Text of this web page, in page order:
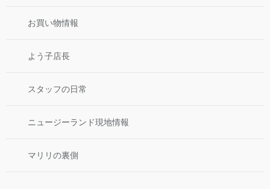
お買い物情報
よう子店長
スタッフの日常
ニュージーランド現地情報
マリリの裏側